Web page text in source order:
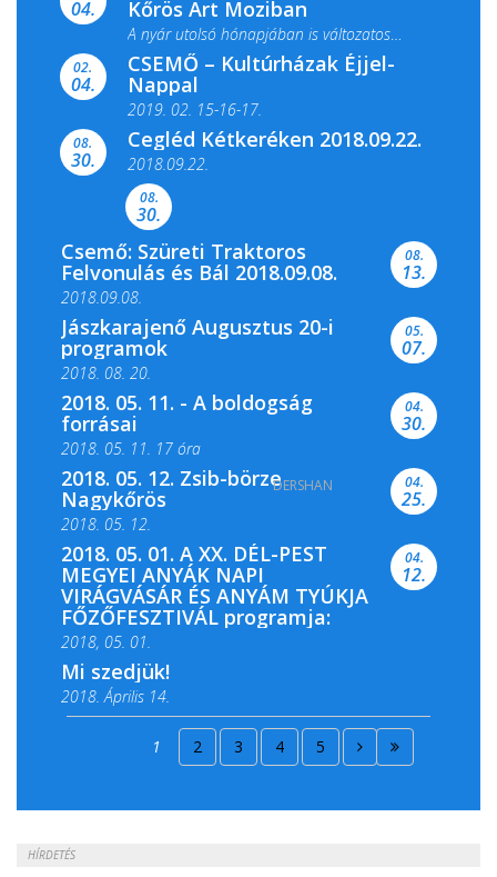
04. Kőrös Art Moziban
A nyár utolsó hónapjában is változatos
filmkínálattal, családi...
02.
04.
CSEMŐ – Kultúrházak Éjjel-
Nappal
2019. 02. 15-16-17.
Színes és tartalmas programokkal várja a
Csemői Községi Könyvtár és...
08.
30.
Cegléd Kétkeréken 2018.09.22.
2018.09.22.
08.
30.
Csemő: Szüreti Traktoros
Felvonulás és Bál 2018.09.08.
2018.09.08.
08.
13.
Jászkarajenő Augusztus 20-i
programok
2018. 08. 20.
05.
07.
2018. 05. 11. - A boldogság
forrásai
2018. 05. 11. 17 óra
2018. 05. 11. 19 óra
04.
30.
2018. 05. 12. Zsib-börze
Nagykőrös
2018. 05. 12.
04.
25.
2018. 05. 01. A XX. DÉL-PEST
MEGYEI ANYÁK NAPI
VIRÁGVÁSÁR ÉS ANYÁM TYÚKJA
FŐZŐFESZTIVÁL programja:
2018, 05. 01.
04.
12.
Mi szedjük!
2018. Április 14.
2018. Április 15.
1 2 3 4 5
HÍRDETÉS
DERSHAN